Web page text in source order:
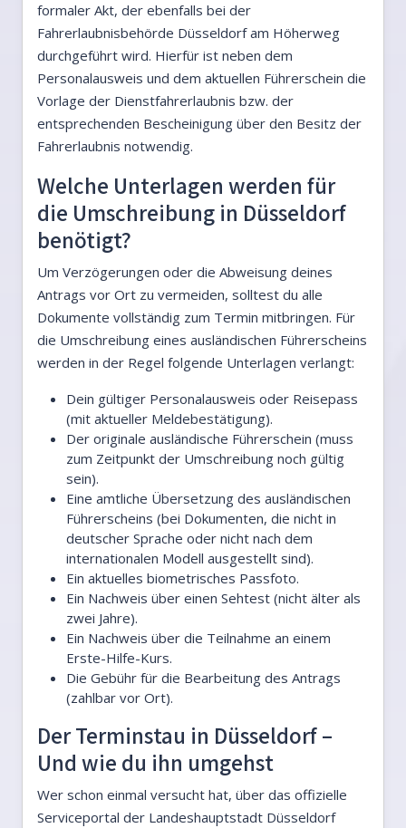
formaler Akt, der ebenfalls bei der
Fahrerlaubnisbehörde Düsseldorf am Höherweg
durchgeführt wird. Hierfür ist neben dem
Personalausweis und dem aktuellen Führerschein die
Vorlage der Dienstfahrerlaubnis bzw. der
entsprechenden Bescheinigung über den Besitz der
Fahrerlaubnis notwendig.
Welche Unterlagen werden für
die Umschreibung in Düsseldorf
benötigt?
Um Verzögerungen oder die Abweisung deines
Antrags vor Ort zu vermeiden, solltest du alle
Dokumente vollständig zum Termin mitbringen. Für
die Umschreibung eines ausländischen Führerscheins
werden in der Regel folgende Unterlagen verlangt:
Dein gültiger Personalausweis oder Reisepass
(mit aktueller Meldebestätigung).
Der originale ausländische Führerschein (muss
zum Zeitpunkt der Umschreibung noch gültig
sein).
Eine amtliche Übersetzung des ausländischen
Führerscheins (bei Dokumenten, die nicht in
deutscher Sprache oder nicht nach dem
internationalen Modell ausgestellt sind).
Ein aktuelles biometrisches Passfoto.
Ein Nachweis über einen Sehtest (nicht älter als
zwei Jahre).
Ein Nachweis über die Teilnahme an einem
Erste-Hilfe-Kurs.
Die Gebühr für die Bearbeitung des Antrags
(zahlbar vor Ort).
Der Terminstau in Düsseldorf –
Und wie du ihn umgehst
Wer schon einmal versucht hat, über das offizielle
Serviceportal der Landeshauptstadt Düsseldorf